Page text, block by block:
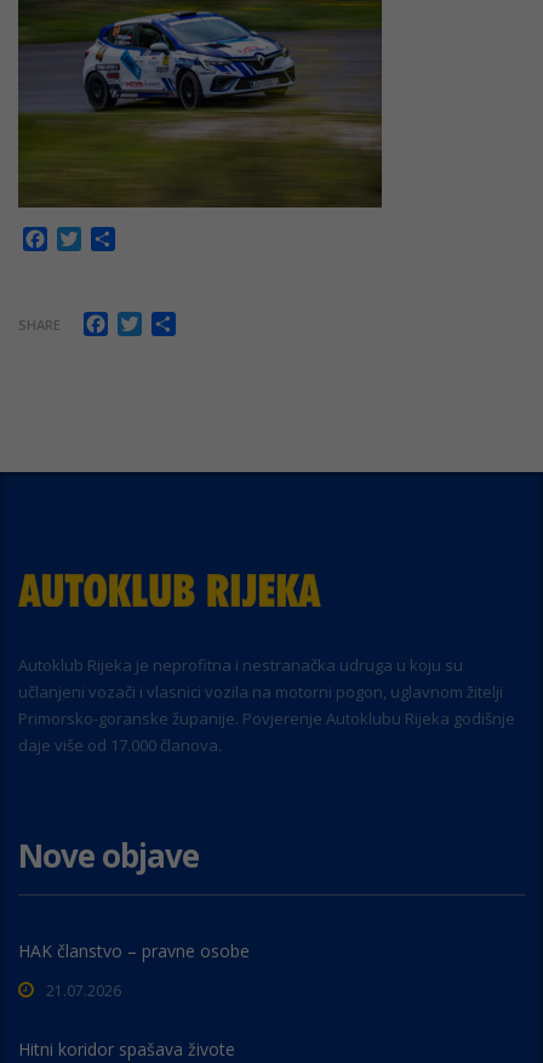
Facebook
Twitter
SHARE Facebook
Twitter
Autoklub Rijeka je neprofitna i nestranačka udruga u koju su
učlanjeni vozači i vlasnici vozila na motorni pogon, uglavnom žitelji
Primorsko-goranske županije. Povjerenje Autoklubu Rijeka godišnje
daje više od 17.000 članova.
Nove objave
HAK članstvo – pravne osobe
21.07.2026
Hitni koridor spašava živote